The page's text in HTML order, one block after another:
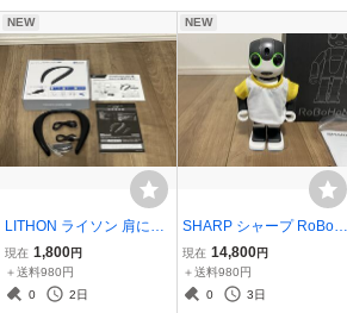
NEW
LITHON ライソン 肩にか
けるワイヤレススピーカ
ー SP-36 Bluetooth送信機
付属
現在 1,800円
＋送料980円
0
2日
NEW
SHARP シャープ RoBoH
oN ロボホン SR-06M 中
古
現在 14,800円
＋送料980円
0
3日